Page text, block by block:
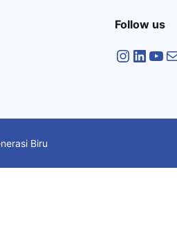
Follow us
Instagram LinkedIn YouTube Mail
Biru